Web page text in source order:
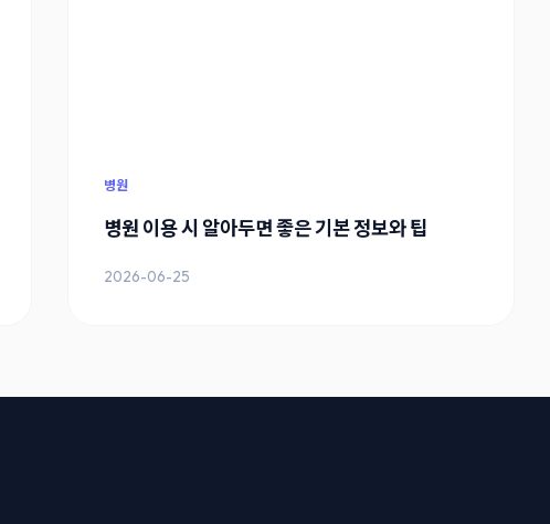
병원
병원 이용 시 알아두면 좋은 기본 정보와 팁
2026-06-25